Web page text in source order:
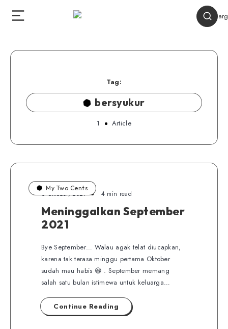
Tag:
bersyukur
1 Article
My Two Cents
6 Oktober, 2021 4 min read
Meninggalkan September
2021
Bye September… Walau agak telat diucapkan,
karena tak terasa minggu pertama Oktober
sudah mau habis 😀 . September memang
salah satu bulan istimewa untuk keluarga…
Continue Reading